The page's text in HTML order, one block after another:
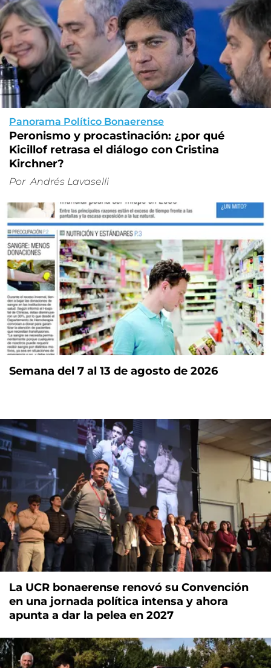
Panorama Político Bonaerense
Peronismo y procastinación: ¿por qué
Kicillof retrasa el diálogo con Cristina
Kirchner?
Por Andrés Lavaselli
Semana del 7 al 13 de agosto de 2026
La UCR bonaerense renovó su Convención
en una jornada política intensa y ahora
apunta a dar la pelea en 2027